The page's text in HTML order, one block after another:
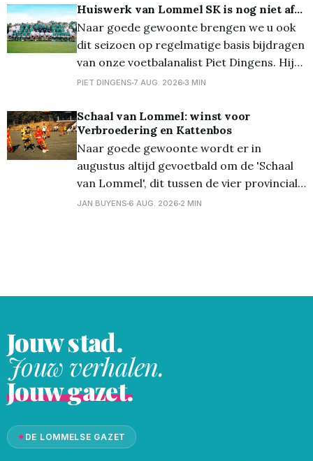
maatregelen om de wedstrijden veilig te
laten verlopen. De kwart-, sprint- en
triotriatlon zijn volledig volzet en ook de
vernieuwde Just 4
Huiswerk van Lommel SK is nog niet af...
Naar goede gewoonte brengen we u ook
dit seizoen op regelmatige basis bijdragen
van onze voetbalanalist Piet Dingens. Hij
fileerde voor ons de ploeg die het moet
League... Lee Johnson is een toffe pee.
Laat daar geen twijfel over bestaan. Maar
in HBvL bekijkt
PIET DINGENS 7 AUG. 2026 3 MIN
Schaal van Lommel: winst voor
Verbroedering en Kattenbos
Naar goede gewoonte wordt er in
augustus altijd gevoetbald om de 'Schaal
van Lommel', dit tussen de vier provinciale
Lommelse clubs. Vanavond stonden op het
JAN BUYENS 6 AUG. 2026 2 MIN
Jouw stad.
Jouw verhalen.
Jouw gazet.
✦DE LOMMELSE GAZET